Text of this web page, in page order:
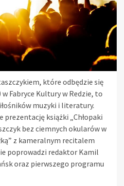
które odbędzie się
Fabryce Kultury w Redzie, to
muzyki i literatury.
prezentację książki „Chłopaki
bez ciemnych okularów w
z kameralnym recitalem
poprowadzi redaktor Kamil
oraz pierwszego programu